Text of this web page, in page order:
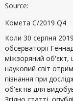
Source:
Комета C/2019 Q4
Коли 30 серпня
обсерваторії
міжзоряний
науковий світ
пізнання при
об'єктів для
Згідно статті,